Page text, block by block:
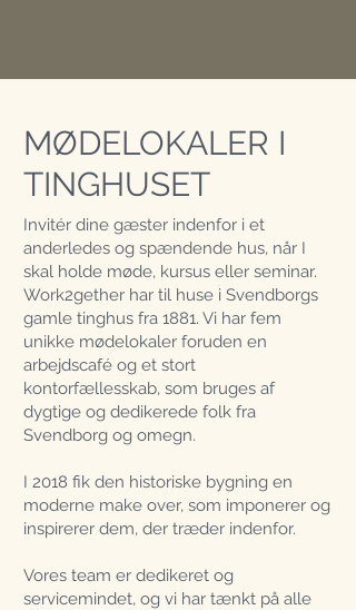
MØDELOKALER I
TINGHUSET
Invitér dine gæster indenfor i et
anderledes og spændende hus, når I
skal holde møde, kursus eller seminar.
Work2gether har til huse i Svendborgs
gamle tinghus fra 1881. Vi har fem
unikke mødelokaler foruden en
arbejdscafé og et stort
kontorfællesskab, som bruges af
dygtige og dedikerede folk fra
Svendborg og omegn.
I 2018 fik den historiske bygning en
moderne make over, som imponerer og
inspirerer dem, der træder indenfor.
Vores team er dedikeret og
servicemindet, og vi har tænkt på alle